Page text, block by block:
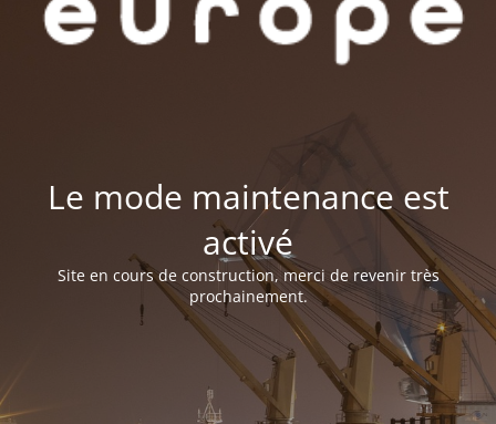
Le mode maintenance est
activé
Site en cours de construction, merci de revenir très
prochainement.